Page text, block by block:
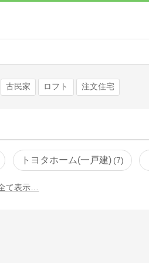
古民家 ロフト 注文住宅
トヨタホーム(一戸建) 7
て表示…